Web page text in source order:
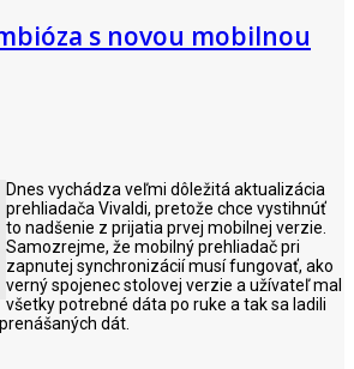
s novou mobilnou
Dnes vychádza veľmi dôležitá aktualizácia
prehliadača Vivaldi, pretože chce vystihnúť
to nadšenie z prijatia prvej mobilnej verzie.
Samozrejme, že mobilný prehliadač pri
zapnutej synchronizácií musí fungovať, ako
verný spojenec stolovej verzie a užívateľ mal
všetky potrebné dáta po ruke a tak sa ladili
dát.